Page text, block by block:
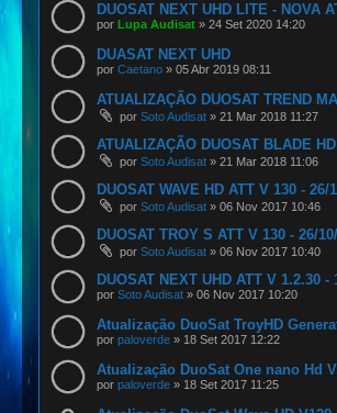
DUOSAT NEXT UHD LITE - NOVA
por Lupa Audisat » 24 Set 2020 14:20
DUASAT NEXT UHD
por Caetano » 05 Abr 2019 08:11
ATUALIZAÇÃO DUOSAT TREND
por Soto Audisat » 21 Mar 2018 11:27
ATUALIZAÇÃO DUOSAT BLADE
por Soto Audisat » 21 Mar 2018 11:06
DUOSAT WAVE HD ATT V 130 - 26/
por Soto Audisat » 06 Nov 2017 10:46
DUOSAT TROY S ATT V 130 - 26/
por Soto Audisat » 06 Nov 2017 10:40
DUOSAT NEXT UHD ATT V 1.2.30 -
por Soto Audisat » 06 Nov 2017 10:20
Atualização DuoSat TroyHD
por paloverde » 18 Set 2017 12:22
Atualização DuoSat One nano Hd
por paloverde » 18 Set 2017 11:25